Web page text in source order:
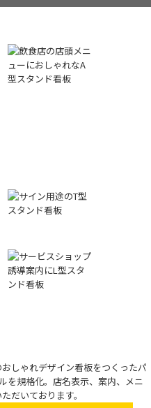
しゃれデザイン看板をつくったパ
を規格化。店名表示、案内、メニ
だいております。